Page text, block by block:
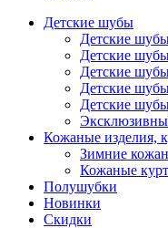
Детские шубы
Детские шубы
Детские
Детские
Детские
Детские
Кожаные изделия,
Зимние
Кожаные
Полушубки
Новинки
Скидки